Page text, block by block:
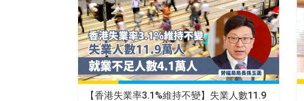
【香港失業率3.1%維持不變】失業人數11.9